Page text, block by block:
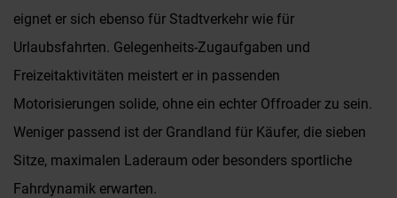
eignet er sich ebenso für Stadtverkehr wie für
Urlaubsfahrten. Gelegenheits-Zugaufgaben und
Freizeitaktivitäten meistert er in passenden
Motorisierungen solide, ohne ein echter Offroader zu sein.
Weniger passend ist der Grandland für Käufer, die sieben
Sitze, maximalen Laderaum oder besonders sportliche
Fahrdynamik erwarten.